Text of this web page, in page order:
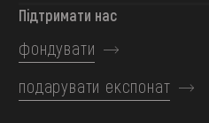
Підтримати нас
фондувати
подарувати експонат